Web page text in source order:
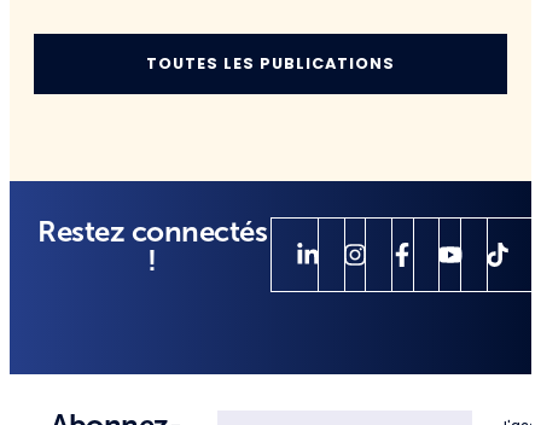
TOUTES LES PUBLICATIONS
Restez connectés
!